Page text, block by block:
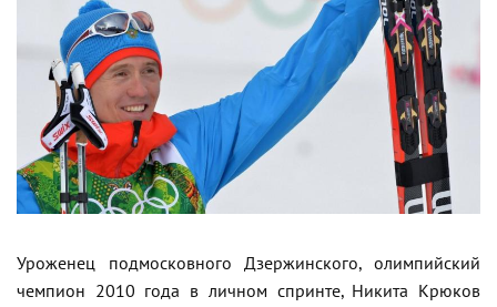
Уроженец подмосковного Дзержинского, олимпийский
чемпион 2010 года в личном спринте, Никита Крюков